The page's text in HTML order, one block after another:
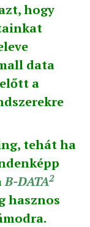
hogy
data
a
tehát ha
B-DATA2
hasznos